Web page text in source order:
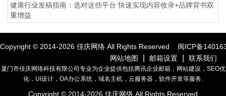
健康行业发稿指南：选对这些平台 快速实现内容收录+品牌背书双
重增益
Copyright © 2014-2026 佳庆网络 All Rights Reserved 闽ICP备
网站地图
邮箱设置 联系我们
厦门市佳庆网络科技有限公司专业为企业提供包括腾讯企业邮箱，网站建设，SEO优
化，UI设计，OA办公系统，域名主机，云服务器，软件开发等服务.
Copyright © 2014-2026 佳庆网络 All Rights Reserved